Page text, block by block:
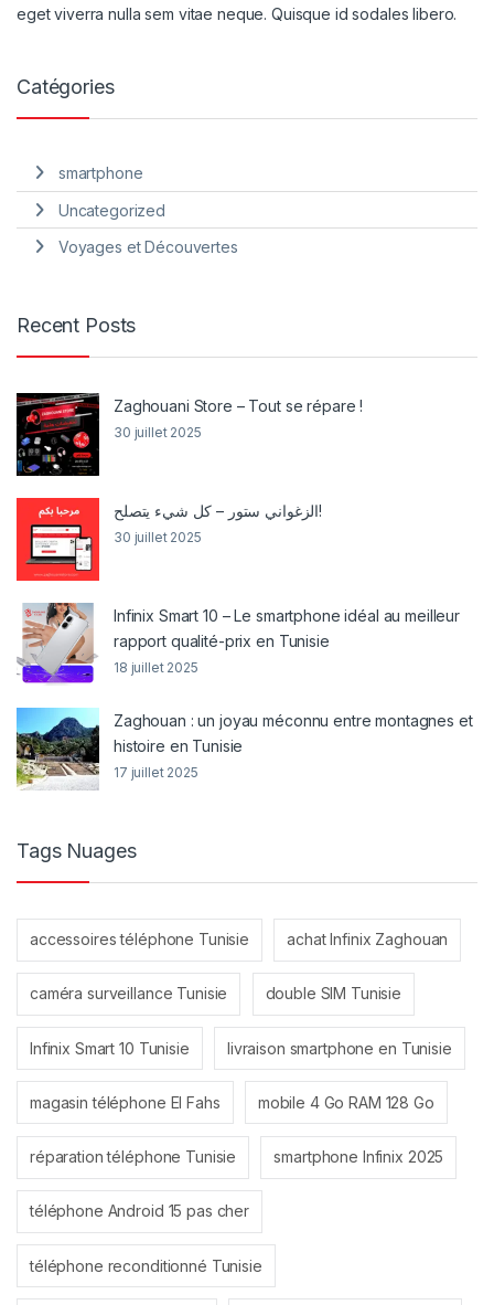
eget viverra nulla sem vitae neque. Quisque id sodales libero.
Catégories
smartphone
Uncategorized
Voyages et Découvertes
Recent Posts
Zaghouani Store – Tout se répare !
30 juillet 2025
الزغواني ستور – كل شيء يتصلح!
30 juillet 2025
Infinix Smart 10 – Le smartphone idéal au meilleur
rapport qualité-prix en Tunisie
18 juillet 2025
Zaghouan : un joyau méconnu entre montagnes et
histoire en Tunisie
17 juillet 2025
Tags Nuages
accessoires téléphone Tunisie achat Infinix Zaghouan
caméra surveillance Tunisie double SIM Tunisie
Infinix Smart 10 Tunisie livraison smartphone en Tunisie
magasin téléphone El Fahs mobile 4 Go RAM 128 Go
réparation téléphone Tunisie smartphone Infinix 2025
téléphone Android 15 pas cher
téléphone reconditionné Tunisie